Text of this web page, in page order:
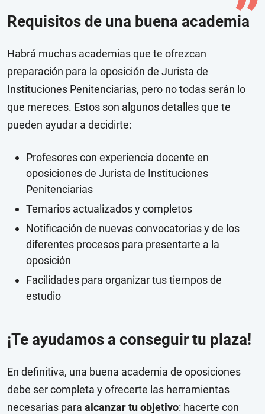
Requisitos de una buena academia
Habrá muchas academias que te ofrezcan
preparación para la oposición de Jurista de
Instituciones Penitenciarias, pero no todas serán lo
que mereces. Estos son algunos detalles que te
pueden ayudar a decidirte:
Profesores con experiencia docente en
oposiciones de Jurista de Instituciones
Penitenciarias
Temarios actualizados y completos
Notificación de nuevas convocatorias y de los
diferentes procesos para presentarte a la
oposición
Facilidades para organizar tus tiempos de
estudio
¡Te ayudamos a conseguir tu plaza!
En definitiva, una buena academia de oposiciones
debe ser completa y ofrecerte las herramientas
necesarias para alcanzar tu objetivo: hacerte con